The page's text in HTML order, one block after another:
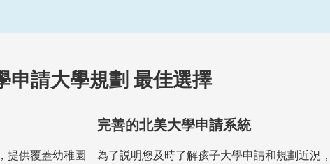
申請大學規劃 最佳選擇
提供覆蓋幼稚園
完善的北美大學申請系統
為了説明您及時了解孩子大學申請和規劃近況